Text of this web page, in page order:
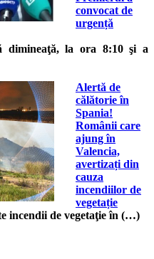
convocat de
urgență
dimineaţă, la ora 8:10 şi a
Alertă de
călătorie în
Spania!
Românii care
ajung în
Valencia,
avertizați din
cauza
incendiilor de
vegetație
incendii de vegetaţie în (…)